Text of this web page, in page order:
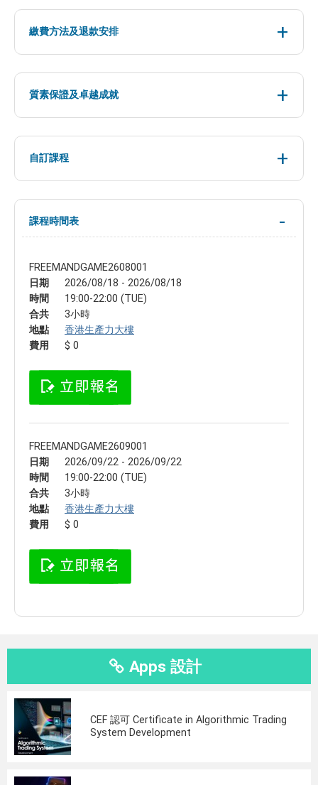
繳費方法及退款安排
質素保證及卓越成就
自訂課程
課程時間表
FREEMANDGAME2608001
日期
2026/08/18 - 2026/08/18
時間
19:00-22:00 (TUE)
合共
3小時
地點
香港生產力大樓
費用
$ 0
FREEMANDGAME2609001
日期
2026/09/22 - 2026/09/22
時間
19:00-22:00 (TUE)
合共
3小時
地點
香港生產力大樓
費用
$ 0
Apps 設計
CEF 認可 Certificate in Algorithmic Trading
System Development